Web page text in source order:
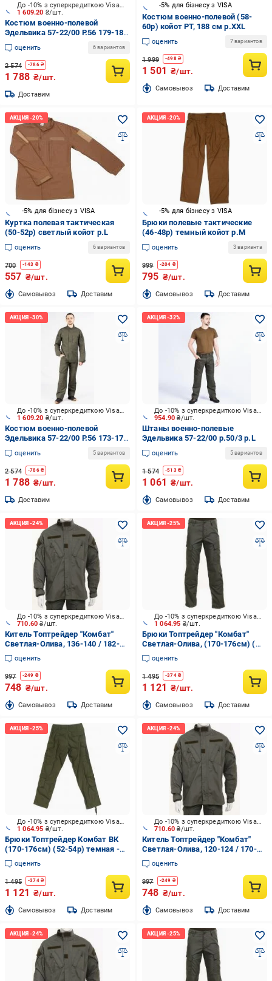
1 609.20 ₴/шт.
До -10% з суперкредиткою Visa Вигода
Костюм военно-полевой
Эдельвика 57-22/00 Р.56 179-185
см р.XL
оценить 6 вариантов
2 574 -786₴
1 788 ₴/шт.
Доставим
-5% для бізнесу з VISA
Костюм военно-полевой (58-
60р) койот РТ, 188 см р.XXL
оценить 7 вариантов
1 999 -498₴
1 501 ₴/шт.
Cамовывоз Доставим
-5% для бізнесу з VISA
Куртка полевая тактическая
(50-52р) светлый койот р.L
оценить 6 вариантов
700 -143 ₴
557 ₴/шт.
Cамовывоз Доставим
-5% для бізнесу з VISA
Брюки полевые тактические
(46-48р) темный койот р.M
оценить 3 варианта
999 -204 ₴
795 ₴/шт.
Cамовывоз Доставим
1 609.20 ₴/шт.
До -10% з суперкредиткою Visa Вигода
Костюм военно-полевой
Эдельвика 57-22/00 Р.56 173-179
см р.XL
оценить 5 вариантов
2 574 -786₴
1 788 ₴/шт.
Доставим
954.90₴/шт.
До -10% з суперкредиткою Visa Вигода
Штаны военно-полевые
Эдельвика 57-22/00 р.50/3 р.L
оценить 5 вариантов
1 574 -513₴
1 061 ₴/шт.
Cамовывоз Доставим
710.60₴/шт.
До -10% з суперкредиткою Visa Вигода
Китель Топтрейдер "Комбат"
Светлая-Олива, 136-140 / 182-
188cм р.4XL
оценить
997 -249 ₴
748 ₴/шт.
Cамовывоз Доставим
1 064.95 ₴/шт.
До -10% з суперкредиткою Visa Вигода
Брюки Топтрейдер "Комбат"
Светлая-Олива, (170-176см) (
52-54р) р.L
оценить
1 495 -374₴
1 121 ₴/шт.
Cамовывоз Доставим
1 064.95 ₴/шт.
До -10% з суперкредиткою Visa Вигода
Брюки Топтрейдер Комбат ВК
(170-176см) (52-54р) темная -
олива р.L
оценить
1 495 -374₴
1 121 ₴/шт.
Cамовывоз Доставим
710.60₴/шт.
До -10% з суперкредиткою Visa Вигода
Китель Топтрейдер "Комбат"
Светлая-Олива, 120-124 / 170-
176cм р.XXL
оценить
997 -249 ₴
748 ₴/шт.
Cамовывоз Доставим